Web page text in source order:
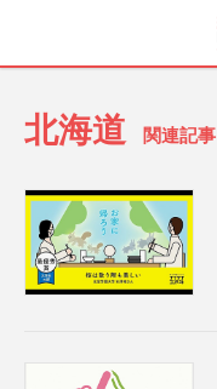
北海道 関連記事